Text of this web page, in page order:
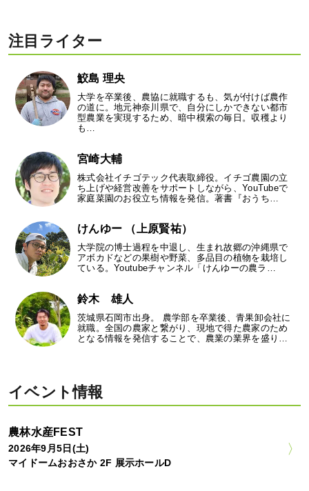
注目ライター
鮫島 理央
大学を卒業後、農協に就職するも、気が付けば農作
の道に。地元神奈川県で、自分にしかできない都市
型農業を実現するため、暗中模索の毎日。収穫より
も…
宮崎大輔
株式会社イチゴテック代表取締役。イチゴ農園の立
ち上げや経営改善をサポートしながら、YouTubeで
家庭菜園のお役立ち情報を発信。著書『おうち…
けんゆー （上原賢祐）
大学院の博士過程を中退し、生まれ故郷の沖縄県で
アボカドなどの果樹や野菜、多品目の植物を栽培し
ている。Youtubeチャンネル「けんゆーの農ラ…
鈴木 雄人
茨城県石岡市出身。 農学部を卒業後、青果卸会社に
就職。全国の農家と繋がり、現地で得た農家のため
となる情報を発信することで、農業の業界を盛り…
イベント情報
農林水産FEST
2026年9月5日(土)
マイドームおおさか 2F 展示ホールD